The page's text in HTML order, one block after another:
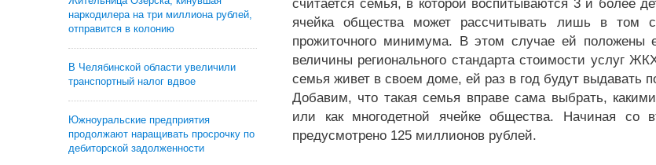
наркодилера на три миллиона рублей,
отправится в колонию
В Челябинской области увеличили
транспортный налог вдвое
Южноуральские предприятия
продолжают наращивать просрочку по
дебиторской задолженности
считается семья, в которой воспитываются 3 и более
ячейка общества может рассчитывать лишь в том
прожиточного минимума. В этом случае ей
величины регионального стандарта стоимости услуг
семья живет в своем доме, ей раз в год будут выдавать
Добавим, что такая семья вправе сама выбрать,
или как многодетной ячейке общества. Начиная со
предусмотрено 125 миллионов рублей.